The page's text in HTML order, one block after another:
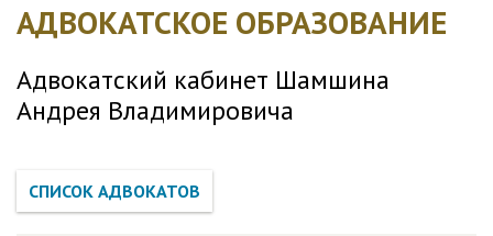
АДВОКАТСКОЕ ОБРАЗОВАНИЕ
Адвокатский кабинет Шамшина
Андрея Владимировича